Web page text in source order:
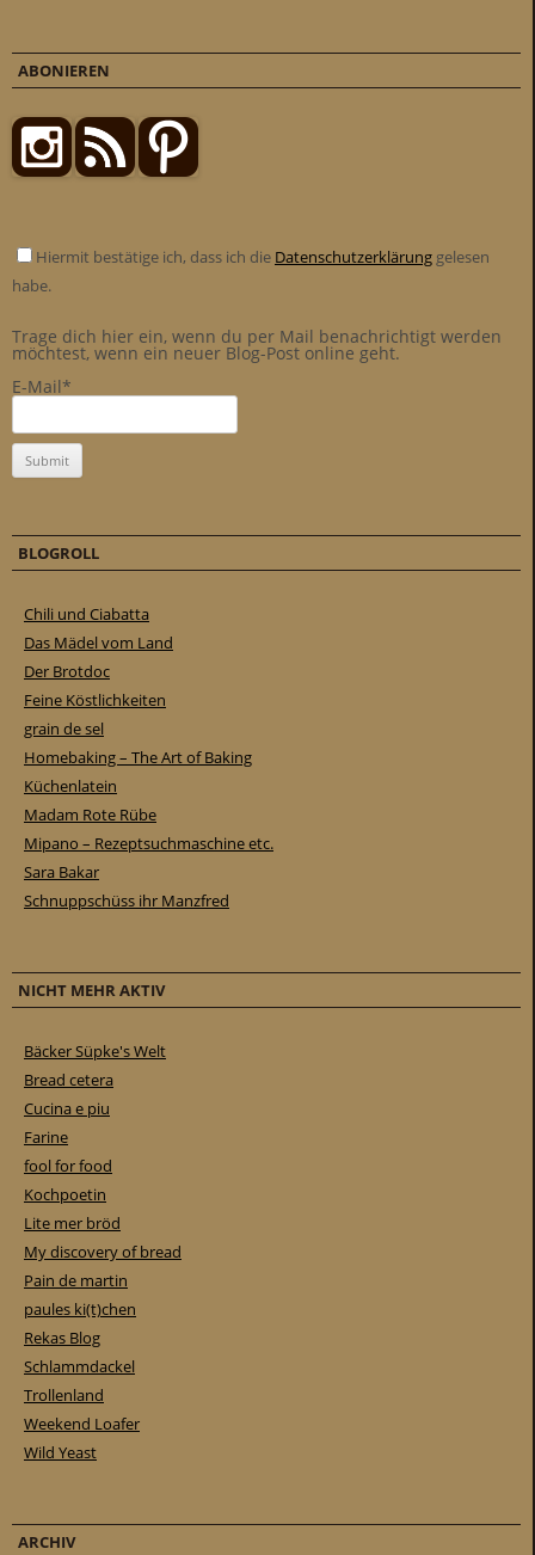
ABONIEREN
Hiermit bestätige ich, dass ich die Datenschutzerklärung gelesen
habe.
Trage dich hier ein, wenn du per Mail benachrichtigt werden
möchtest, wenn ein neuer Blog-Post online geht.
E-Mail*
BLOGROLL
Chili und Ciabatta
Das Mädel vom Land
Der Brotdoc
Feine Köstlichkeiten
grain de sel
Homebaking – The Art of Baking
Küchenlatein
Madam Rote Rübe
Mipano – Rezeptsuchmaschine etc.
Sara Bakar
Schnuppschüss ihr Manzfred
NICHT MEHR AKTIV
Bäcker Süpke's Welt
Bread cetera
Cucina e piu
Farine
fool for food
Kochpoetin
Lite mer bröd
My discovery of bread
Pain de martin
paules ki(t)chen
Rekas Blog
Schlammdackel
Trollenland
Weekend Loafer
Wild Yeast
ARCHIV